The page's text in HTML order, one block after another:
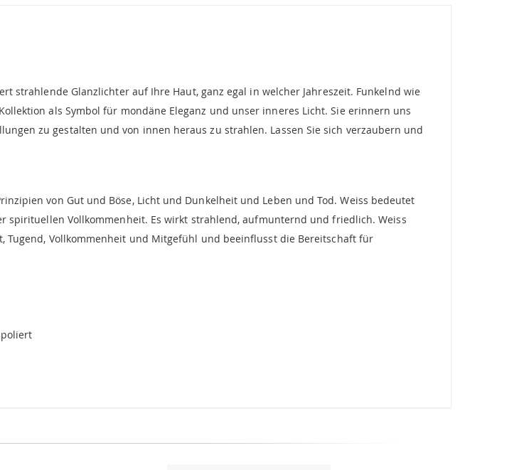
strahlende Glanzlichter auf Ihre Haut, ganz egal in welcher Jahreszeit. Funkelnd wie
als Symbol für mondäne Eleganz und unser inneres Licht. Sie erinnern uns
zu gestalten und von innen heraus zu strahlen. Lassen Sie sich verzaubern und
von Gut und Böse, Licht und Dunkelheit und Leben und Tod. Weiss bedeutet
spirituellen Vollkommenheit. Es wirkt strahlend, aufmunternd und friedlich. Weiss
Vollkommenheit und Mitgefühl und beeinflusst die Bereitschaft für